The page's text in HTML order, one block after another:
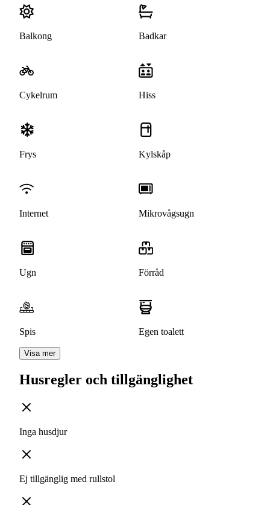
Balkong Badkar
Cykelrum Hiss
Frys Kylskåp
Internet Mikrovågsugn
Ugn Förråd
Spis Egen toalett
Visa mer
Husregler och tillgänglighet
Inga husdjur
Ej tillgänglig med rullstol